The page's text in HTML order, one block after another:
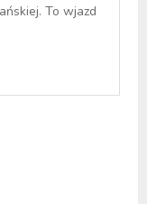
To wjazd